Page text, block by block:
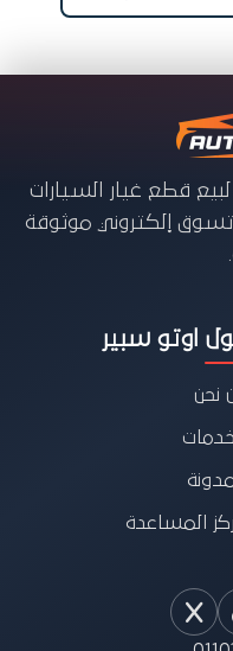
قطع غيار السيارات
تسوق إلكتروني موثوقة
اوتو سبير
نحن
المساعدة